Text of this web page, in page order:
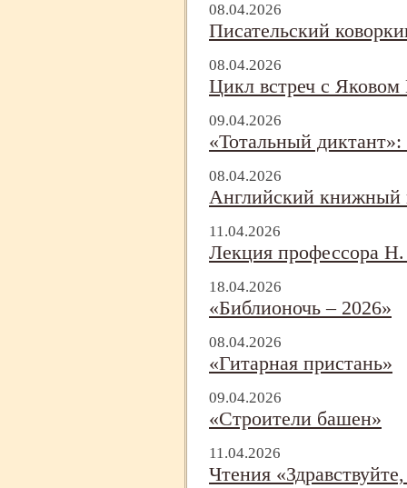
08.04.2026
Писательский
08.04.2026
Цикл встреч с
09.04.2026
«Тотальный
08.04.2026
Английский книжный
11.04.2026
Лекция профессора
18.04.2026
«Библионочь – 2026»
08.04.2026
«Гитарная пристань»
09.04.2026
«Строители башен»
11.04.2026
Чтения